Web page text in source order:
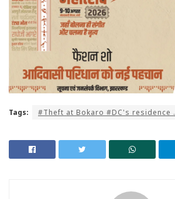
Tags: #Theft at Bokaro #DC's residence .